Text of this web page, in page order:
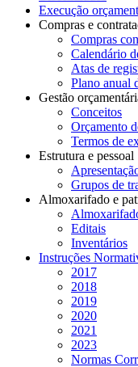
Execução
Compras e
Compras
Calendário
Atas de
Plano anual
Gestão
Conceitos
Orçamento
Termos de
Estrutura e pessoal
Grupos de
Almoxarifado e
Editais
Inventários
Instruções
2017
2018
2019
2020
2021
2023
Normas